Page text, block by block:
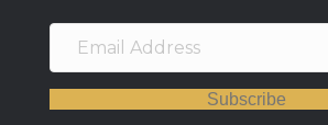
Subscribe